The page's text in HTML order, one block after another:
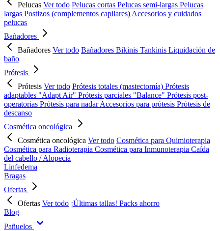
Pelucas Ver todo Pelucas cortas Pelucas semi-largas Pelucas
largas Postizos (complementos capilares) Accesorios y cuidados
pelucas
Bañadores
Bañadores Ver todo Bañadores Bikinis Tankinis Liquidación de
baño
Prótesis
Prótesis Ver todo Prótesis totales (mastectomía) Prótesis
adaptables "Adapt Air" Prótesis parciales "Balance" Prótesis post-
operatorias Prótesis para nadarAccesorios para prótesis Prótesis de
descanso
Cosmética oncológica
Cosmética oncológica Ver todo Cosmética para Quimioterapia
Cosmética para Radioterapia Cosmética para Inmunoterapia Caída
del cabello / Alopecia
Linfedema
Bragas
Ofertas
Ofertas Ver todo ¡Últimas tallas! Packs ahorro
Blog
Pañuelos